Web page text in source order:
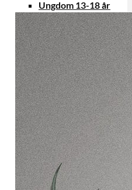
Ungdom 13-18 år